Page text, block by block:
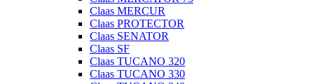
Claas MERCUR
Claas PROTECTOR
Claas SENATOR
Claas SF
Claas TUCANO 320
Claas TUCANO 330